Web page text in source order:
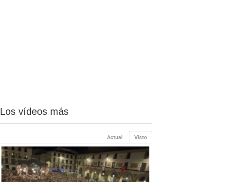
Los vídeos más
Visto
Actual